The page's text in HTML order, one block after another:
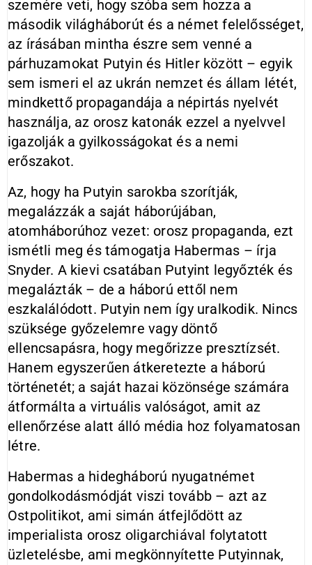
szemére veti, hogy szóba sem hozza a
második világháborút és a német felelősséget,
az írásában mintha észre sem venné a
párhuzamokat Putyin és Hitler között – egyik
sem ismeri el az ukrán nemzet és állam létét,
mindkettő propagandája a népirtás nyelvét
használja, az orosz katonák ezzel a nyelvvel
igazolják a gyilkosságokat és a nemi
erőszakot.
Az, hogy ha Putyin sarokba szorítják,
megalázzák a saját háborújában,
atomháborúhoz vezet: orosz propaganda, ezt
ismétli meg és támogatja Habermas – írja
Snyder. A kievi csatában Putyint legyőzték és
megalázták – de a háború ettől nem
eszkalálódott. Putyin nem így uralkodik. Nincs
szüksége győzelemre vagy döntő
ellencsapásra, hogy megőrizze presztízsét.
Hanem egyszerűen átkeretezte a háború
történetét; a saját hazai közönsége számára
átformálta a virtuális valóságot, amit az
ellenőrzése alatt álló média hoz folyamatosan
létre.
Habermas a hidegháború nyugatnémet
gondolkodásmódját viszi tovább – azt az
Ostpolitikot, ami simán átfejlődött az
imperialista orosz oligarchiával folytatott
üzletelésbe, ami megkönnyítette Putyinnak,